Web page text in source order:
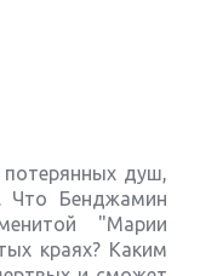
душ,
Что Бенджамин
"Марии
краях? Каким